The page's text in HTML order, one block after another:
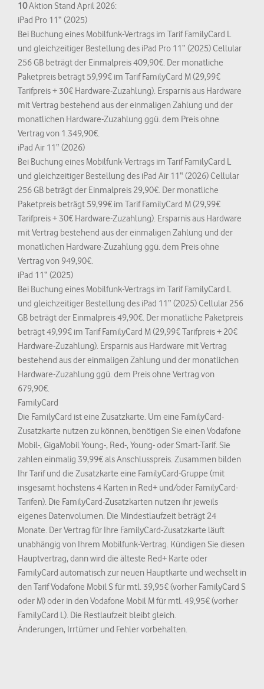
10Aktion Stand April 2026:
iPad Pro 11“ (2025)
Bei Buchung eines Mobilfunk-Vertrags im Tarif FamilyCard L
und gleichzeitiger Bestellung des iPad Pro 11“ (2025) Cellular
256 GB beträgt der Einmalpreis 409,90€. Der monatliche
Paketpreis beträgt 59,99€ im Tarif FamilyCard M (29,99€
Tarifpreis + 30€ Hardware-Zuzahlung). Ersparnis aus Hardware
mit Vertrag bestehend aus der einmaligen Zahlung und der
monatlichen Hardware-Zuzahlung ggü. dem Preis ohne
Vertrag von 1.349,90€.
iPad Air 11“ (2026)
Bei Buchung eines Mobilfunk-Vertrags im Tarif FamilyCard L
und gleichzeitiger Bestellung des iPad Air 11“ (2026) Cellular
256 GB beträgt der Einmalpreis 29,90€. Der monatliche
Paketpreis beträgt 59,99€ im Tarif FamilyCard M (29,99€
Tarifpreis + 30€ Hardware-Zuzahlung). Ersparnis aus Hardware
mit Vertrag bestehend aus der einmaligen Zahlung und der
monatlichen Hardware-Zuzahlung ggü. dem Preis ohne
Vertrag von 949,90€.
iPad 11“ (2025)
Bei Buchung eines Mobilfunk-Vertrags im Tarif FamilyCard L
und gleichzeitiger Bestellung des iPad 11“ (2025) Cellular 256
GB beträgt der Einmalpreis 49,90€. Der monatliche Paketpreis
beträgt 49,99€ im Tarif FamilyCard M (29,99€ Tarifpreis + 20€
Hardware-Zuzahlung). Ersparnis aus Hardware mit Vertrag
bestehend aus der einmaligen Zahlung und der monatlichen
Hardware-Zuzahlung ggü. dem Preis ohne Vertrag von
679,90€.
FamilyCard
Die FamilyCard ist eine Zusatzkarte. Um eine FamilyCard-
Zusatzkarte nutzen zu können, benötigen Sie einen Vodafone
Mobil-, GigaMobil Young-, Red-, Young- oder Smart-Tarif. Sie
zahlen einmalig 39,99€ als Anschlusspreis. Zusammen bilden
Ihr Tarif und die Zusatzkarte eine FamilyCard-Gruppe (mit
insgesamt höchstens 4 Karten in Red+ und/oder FamilyCard-
Tarifen). Die FamilyCard-Zusatzkarten nutzen ihr jeweils
eigenes Datenvolumen. Die Mindestlaufzeit beträgt 24
Monate. Der Vertrag für Ihre FamilyCard-Zusatzkarte läuft
unabhängig von Ihrem Mobilfunk-Vertrag. Kündigen Sie diesen
Hauptvertrag, dann wird die älteste Red+ Karte oder
FamilyCard automatisch zur neuen Hauptkarte und wechselt in
den Tarif Vodafone Mobil S für mtl. 39,95€ (vorher FamilyCard S
oder M) oder in den Vodafone Mobil M für mtl. 49,95€ (vorher
FamilyCard L). Die Restlaufzeit bleibt gleich.
Änderungen, Irrtümer und Fehler vorbehalten.